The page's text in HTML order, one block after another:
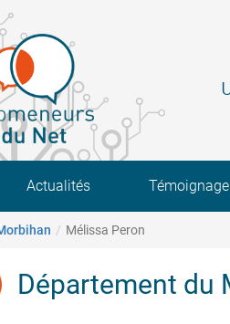
Actualités
Mélissa Peron
Département du